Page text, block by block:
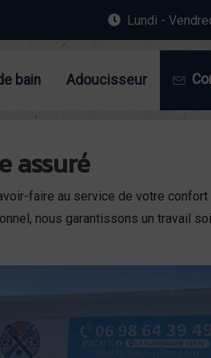
Lundi -
bain Adoucisseur
assuré
faire au service de votre confort
nous garantissons un travail